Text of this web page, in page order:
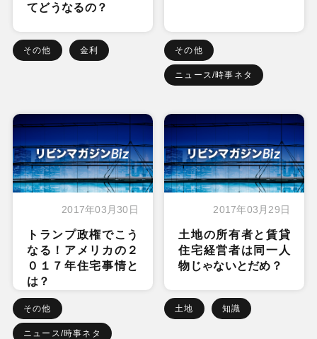
てどうなるの？
その他 金利 その他
ニュース/時事ネタ
2017年03月30日
トランプ政権でこう
なる！アメリカの２
０１７年住宅事情と
は？
その他
ニュース/時事ネタ
2017年03月29日
土地の所有者と賃貸
住宅経営者は同一人
物じゃないとだめ？
土地 知識